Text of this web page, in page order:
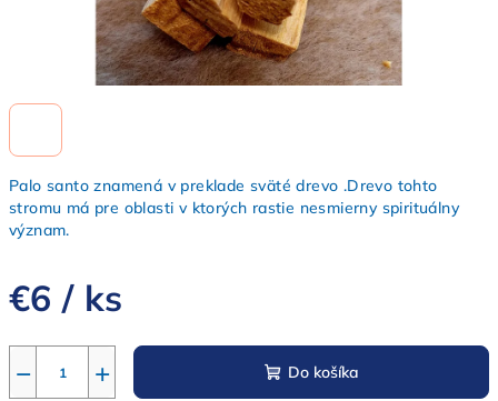
Palo santo znamená v preklade sväté drevo .Drevo tohto
stromu má pre oblasti v ktorých rastie nesmierny spirituálny
význam.
€6/ ks
+
− Do košíka